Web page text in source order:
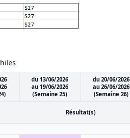
du 13/06/2026
au 19/06/2026
(Semaine 25)
du 20/06/2026
au 26/06/2026
(Semaine 26)
Résultat(s)